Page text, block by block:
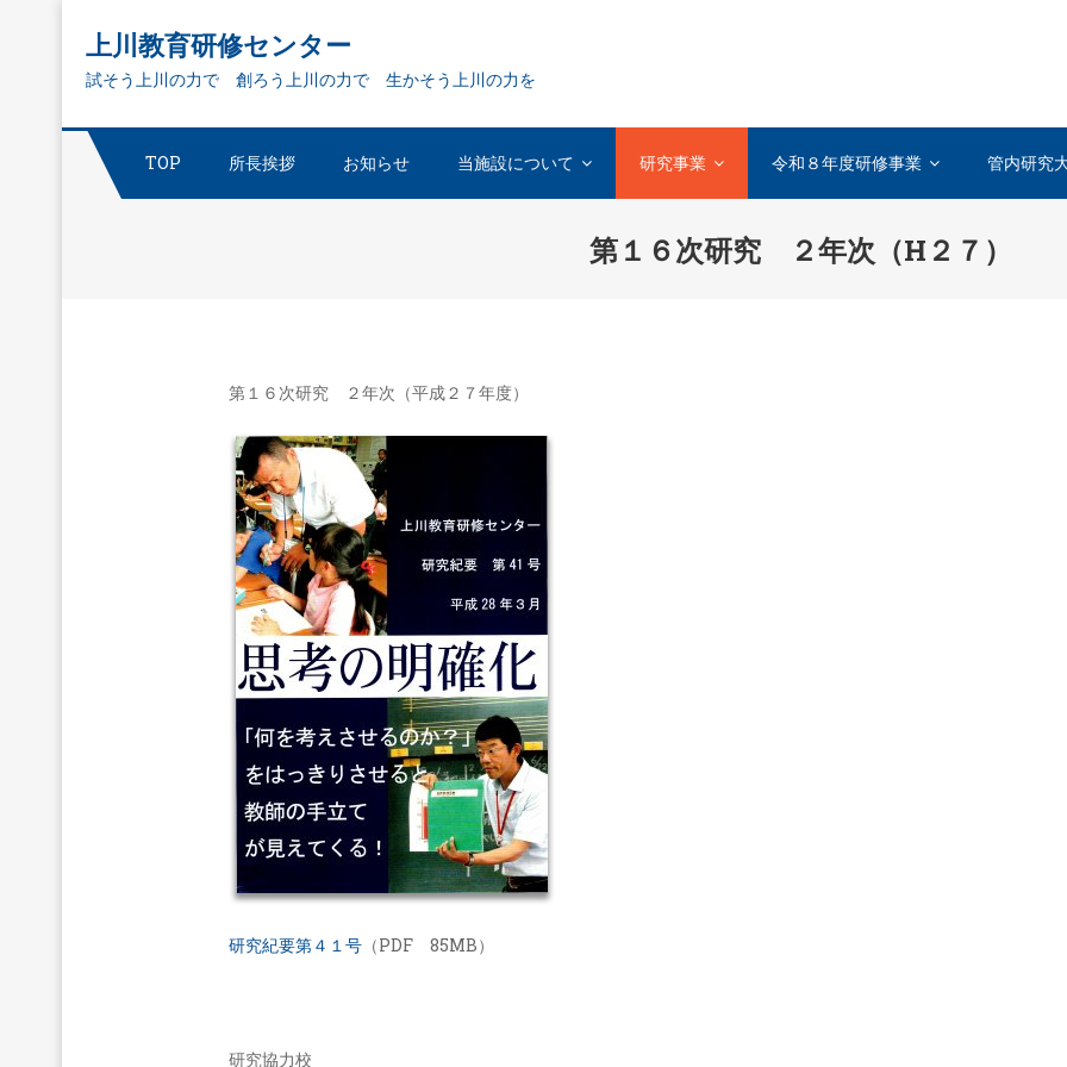
content
上川教育研修センター
試そう上川の力で 創ろう上川の力で 生かそう上川の力を
TOP 所長挨拶 お知らせ 当施設について 研究事業 令和８年度研修事業 管内研究
第１６次研究 ２年次（H２７）
第１６次研究 ２年次（平成２７年度）
研究紀要第４１号 （PDF 85MB）
研究協力校